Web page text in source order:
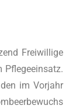
Freiwillige
im Vorjahr